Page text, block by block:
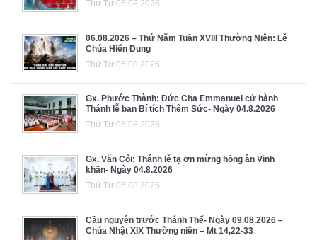
Thứ Tư 05.08.2026
06.08.2026 – Thứ Năm Tuần XVIII Thường Niên: Lễ
Chúa Hiển Dung
Thứ Tư 05.08.2026
Gx. Phước Thành: Đức Cha Emmanuel cử hành
Thánh lễ ban Bí tích Thêm Sức- Ngày 04.8.2026
Thứ Tư 05.08.2026
Gx. Văn Côi: Thánh lễ tạ ơn mừng hồng ân Vĩnh
khấn- Ngày 04.8.2026
Thứ Tư 05.08.2026
Cầu nguyện trước Thánh Thể- Ngày 09.08.2026 –
Chúa Nhật XIX Thường niên – Mt 14,22-33